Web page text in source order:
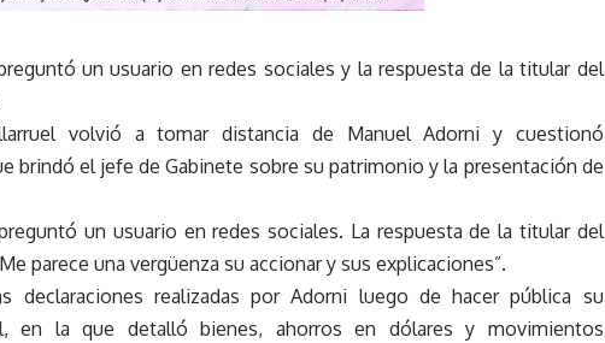
un usuario en redes sociales y la respuesta de la titular del
volvió a tomar distancia de Manuel Adorni y cuestionó
brindó el jefe de Gabinete sobre su patrimonio y la presentación de
un usuario en redes sociales. La respuesta de la titular del
parece una vergüenza su accionar y sus explicaciones”.
declaraciones realizadas por Adorni luego de hacer pública su
en la que detalló bienes, ahorros en dólares y movimientos